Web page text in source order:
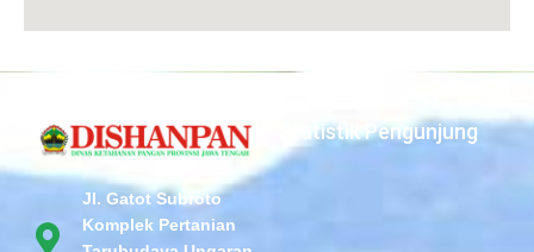
Jl. Gatot Subroto
Komplek Pertanian
Statistik Pengunjung